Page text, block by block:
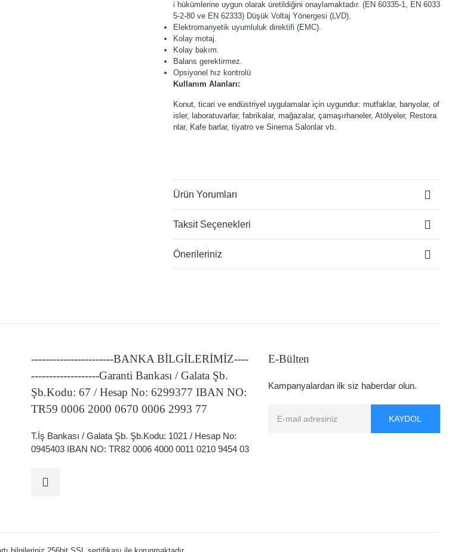
i hükümlerine uygun olarak üretildiğini onaylamaktadır. (EN 60335-1, EN 6033
5-2-80 ve EN 62333) Düşük Voltaj Yönergesi (LVD).
Elektromanyetik uyumluluk direktifi (EMC).
Kolay motaj.
Kolay bakım.
Balans gerektirmez.
Opsiyonel hız kontrolü
Kullanım Alanları:
Konut, ticari ve endüstriyel uygulamalar için uygundur: mutfaklar, banyolar, of
isler, laboratuvarlar, fabrikalar, mağazalar, çamaşırhaneler, Atölyeler, Restora
nlar, Kafe barlar, tiyatro ve Sinema Salonlar vb.
Ürün Yorumları
Taksit Seçenekleri
Önerileriniz
-----------------------BANKA BİLGİLERİMİZ----
-------------------Garanti Bankası / Galata Şb.
Şb.Kodu: 67 / Hesap No: 6299377 IBAN NO:
TR59 0006 2000 0670 0006 2993 77
T.İş Bankası / Galata Şb. Şb.Kodu: 1021 / Hesap No:
0945403 IBAN NO: TR82 0006 4000 0011 0210 9454 03
E-Bülten
Kampanyalardan ilk siz haberdar olun.
KAYDOL